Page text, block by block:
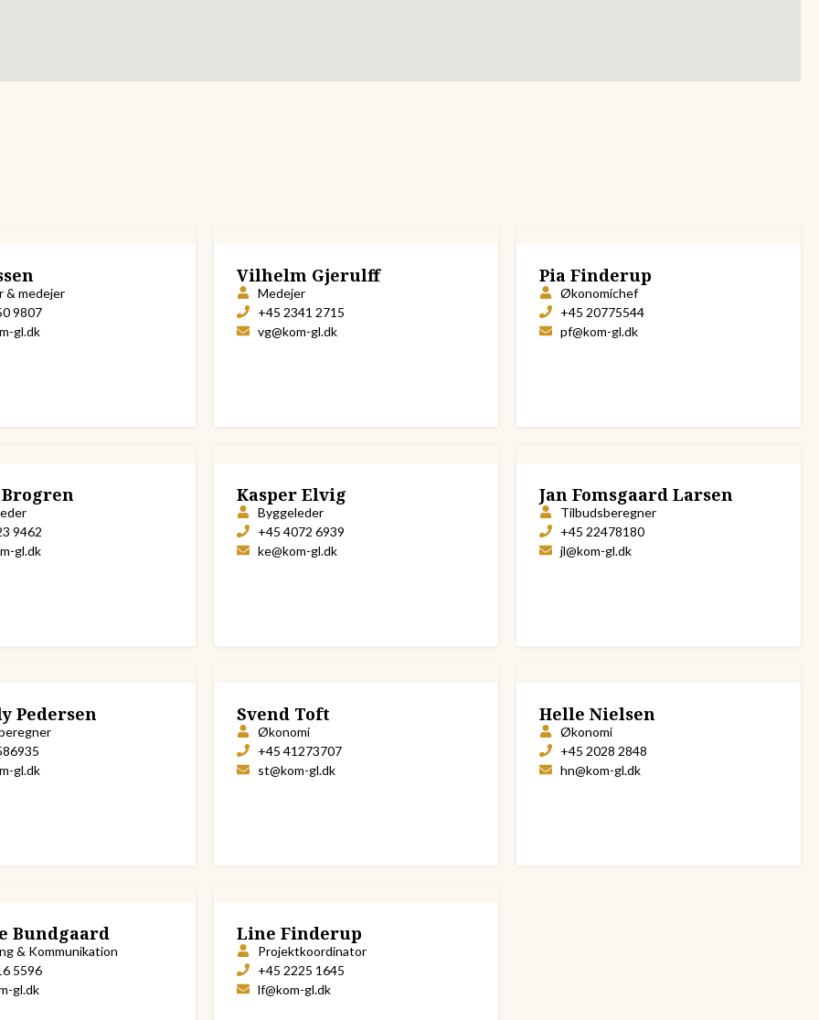
& medejer
9807
gl.dk
Vilhelm Gjerulff
Medejer
+45 2341 2715
vg@kom-gl.dk
Pia Finderup
Økonomichef
+45 20775544
pf@kom-gl.dk
9462
gl.dk
Kasper Elvig
Byggeleder
+45 4072 6939
ke@kom-gl.dk
Jan Fomsgaard Larsen
Tilbudsberegner
+45 22478180
jl@kom-gl.dk
Pedersen
gl.dk
Svend Toft
Økonomi
+45 41273707
st@kom-gl.dk
Helle Nielsen
Økonomi
+45 2028 2848
hn@kom-gl.dk
Bundgaard
& Kommunikation
5596
gl.dk
Line Finderup
Projektkoordinator
+45 2225 1645
lf@kom-gl.dk